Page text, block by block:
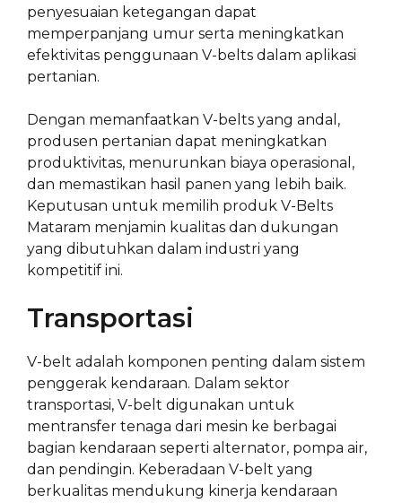
penyesuaian ketegangan dapat
memperpanjang umur serta meningkatkan
efektivitas penggunaan V-belts dalam aplikasi
pertanian.
Dengan memanfaatkan V-belts yang andal,
produsen pertanian dapat meningkatkan
produktivitas, menurunkan biaya operasional,
dan memastikan hasil panen yang lebih baik.
Keputusan untuk memilih produk V-Belts
Mataram menjamin kualitas dan dukungan
yang dibutuhkan dalam industri yang
kompetitif ini.
Transportasi
V-belt adalah komponen penting dalam sistem
penggerak kendaraan. Dalam sektor
transportasi, V-belt digunakan untuk
mentransfer tenaga dari mesin ke berbagai
bagian kendaraan seperti alternator, pompa air,
dan pendingin. Keberadaan V-belt yang
berkualitas mendukung kinerja kendaraan